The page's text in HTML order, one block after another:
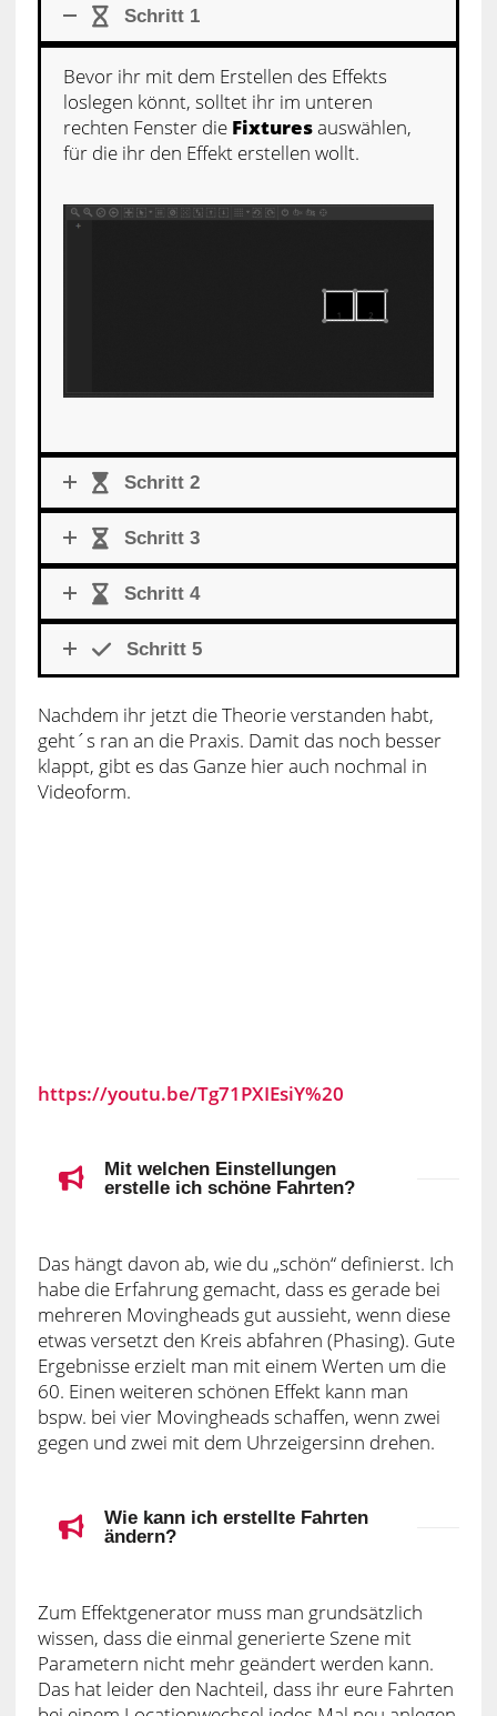
Schritt 1
Bevor ihr mit dem Erstellen des Effekts
loslegen könnt, solltet ihr im unteren
rechten Fenster die Fixturesauswählen,
für die ihr den Effekt erstellen wollt.
Schritt 2
Schritt 3
Schritt 4
Schritt 5
Nachdem ihr jetzt die Theorie verstanden habt,
geht´s ran an die Praxis. Damit das noch besser
klappt, gibt es das Ganze hier auch nochmal in
Videoform.
https://youtu.be/Tg71PXIEsiY%20
Mit welchen Einstellungen
erstelle ich schöne Fahrten?
Das hängt davon ab, wie du „schön“ definierst. Ich
habe die Erfahrung gemacht, dass es gerade bei
mehreren Movingheads gut aussieht, wenn diese
etwas versetzt den Kreis abfahren (Phasing). Gute
Ergebnisse erzielt man mit einem Werten um die
60. Einen weiteren schönen Effekt kann man
bspw. bei vier Movingheads schaffen, wenn zwei
gegen und zwei mit dem Uhrzeigersinn drehen.
Wie kann ich erstellte Fahrten
ändern?
Zum Effektgenerator muss man grundsätzlich
wissen, dass die einmal generierte Szene mit
Parametern nicht mehr geändert werden kann.
Das hat leider den Nachteil, dass ihr eure Fahrten